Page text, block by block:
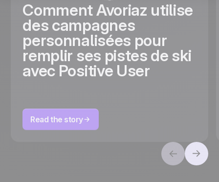
Comment Avoriaz utilise
des campagnes
personnalisées pour
remplir ses pistes de ski
avec Positive User
Read the story